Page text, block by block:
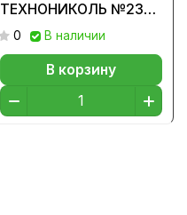
ТЕХНОНИКОЛЬ №23
(Фиксер) 310 мл.
0 В наличии
В корзину